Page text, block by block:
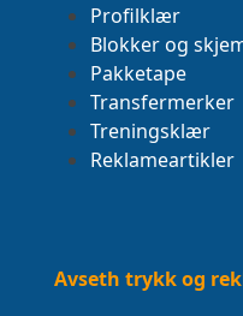
Profilklær
Blokker og
Pakketape
Transfermerker
Treningsklær
Reklameartikler
Avseth trykk og